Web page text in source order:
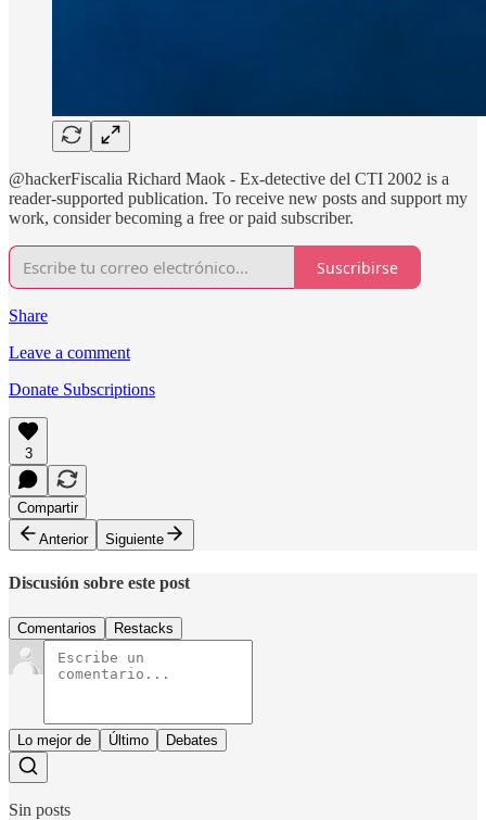
@hackerFiscalia Richard Maok - Ex-detective del CTI 2002 is a
reader-supported publication. To receive new posts and support my
work, consider becoming a free or paid subscriber.
Suscribirse
Share
Leave a comment
Donate Subscriptions
3
Compartir
Anterior
Siguiente
Discusión sobre este post
Comentarios Restacks
Lo mejor de Último Debates
Sin posts